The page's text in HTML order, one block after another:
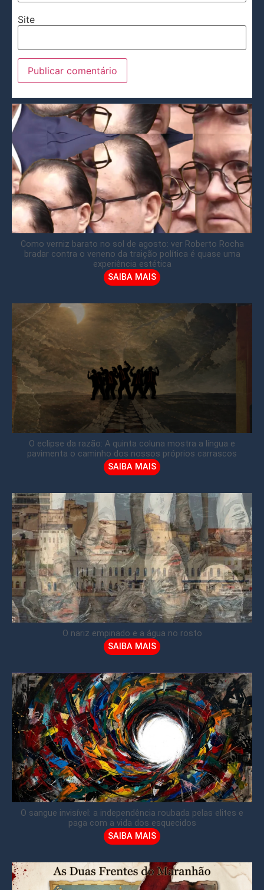
Site
Como verniz barato no sol de agosto: ver Roberto Rocha
bradar contra o veneno da traição política é quase uma
experiência estética
SAIBA MAIS
O eclipse da razão: A quinta coluna mostra a língua e
pavimenta o caminho dos nossos próprios carrascos
SAIBA MAIS
O nariz empinado e a água no rosto
SAIBA MAIS
O sangue invisível: a independência roubada pelas elites e
paga com a vida dos esquecidos
SAIBA MAIS